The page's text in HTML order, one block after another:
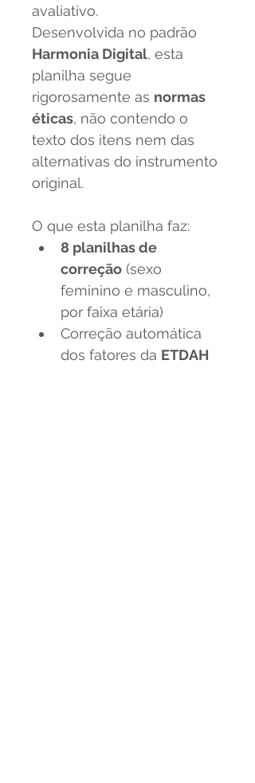
avaliativo.
Desenvolvida no padrão
Harmonia Digital, esta
planilha segue
rigorosamente as normas
éticas, não contendo o
texto dos itens nem das
alternativas do instrumento
original.
O que esta planilha faz:
8 planilhas de
correção (sexo
feminino e masculino,
por faixa etária)
Correção automática
dos fatores da ETDAH